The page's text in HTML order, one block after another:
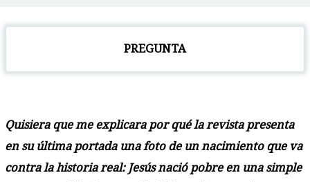
PREGUNTA
Quisiera que me explicara por qué la revista presenta
en su última portada una foto de un nacimiento que va
contra la historia real: Jesús nació pobre en una simple